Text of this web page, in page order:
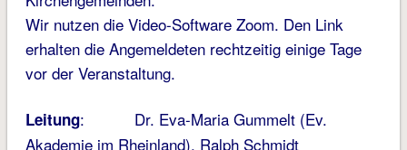
Wir nutzen die Video-Software Zoom. Den Link
erhalten die Angemeldeten rechtzeitig einige Tage
vor der Veranstaltung.
Leitung: Dr. Eva-Maria Gummelt (Ev.
Akademie im Rheinland), Ralph Schmidt